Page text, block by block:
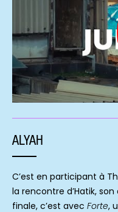
ALYAH
C’est en participant à
la rencontre d’Hatik,
finale, c’est avec Forte,